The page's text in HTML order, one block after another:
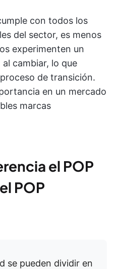
con todos los
del sector, es menos
experimenten un
cambiar, lo que
de transición.
en un mercado
marcas
el POP
POP
se pueden dividir en